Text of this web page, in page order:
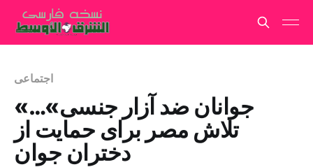
اجتماعی
«جوانان ضد آزار جنسی»…
تلاش مصر برای حمایت از
دختران جوان